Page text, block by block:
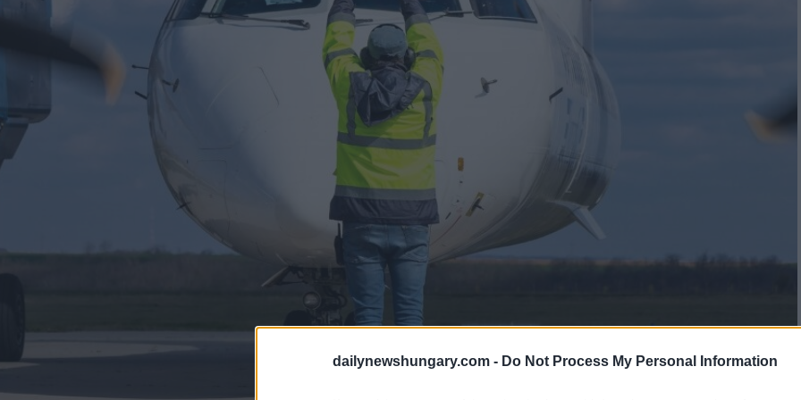
dailynewshungary.com - Do Not Process My Personal Information